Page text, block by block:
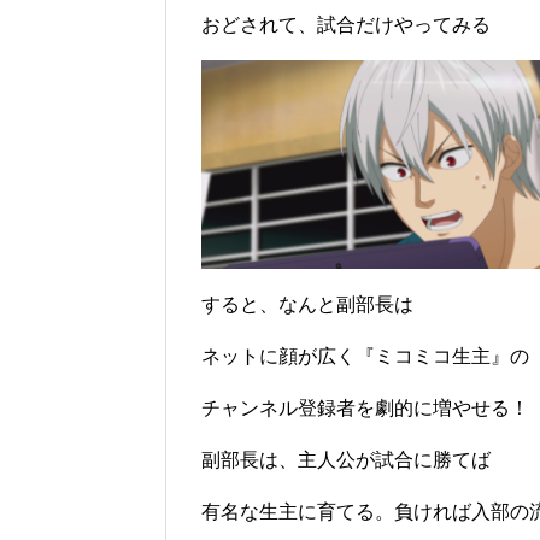
おどされて、試合だけやってみる
すると、なんと副部長は
ネットに顔が広く『ミコミコ生主』の
チャンネル登録者を劇的に増やせる！
副部長は、主人公が試合に勝てば
有名な生主に育てる。負ければ入部の